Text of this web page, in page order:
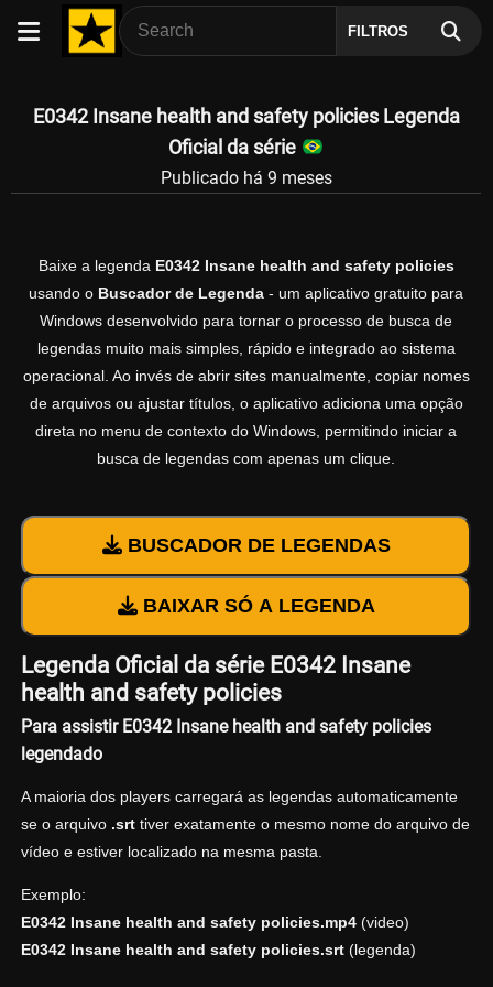
FILTROS
E0342 Insane health and safety policies Legenda
Oficial da série
Publicado há 9 meses
Baixe a legenda E0342 Insane health and safety policies
usando o Buscador de Legenda - um aplicativo gratuito para
Windows desenvolvido para tornar o processo de busca de
legendas muito mais simples, rápido e integrado ao sistema
operacional. Ao invés de abrir sites manualmente, copiar nomes
de arquivos ou ajustar títulos, o aplicativo adiciona uma opção
direta no menu de contexto do Windows, permitindo iniciar a
busca de legendas com apenas um clique.
BUSCADOR DE LEGENDAS
BAIXAR SÓ A LEGENDA
Legenda Oficial da série E0342 Insane
health and safety policies
Para assistir E0342 Insane health and safety policies
legendado
A maioria dos players carregará as legendas automaticamente
se o arquivo .srttiver exatamente o mesmo nome do arquivo de
vídeo e estiver localizado na mesma pasta.
Exemplo:
E0342 Insane health and safety policies.mp4(video)
E0342 Insane health and safety policies.srt(legenda)